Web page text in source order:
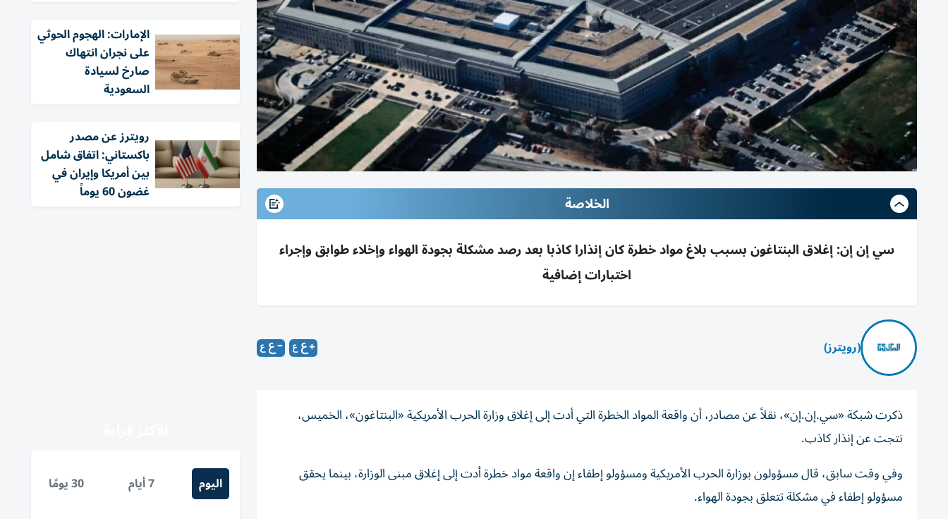
الخلاصة
سي إن إن: إغلاق البنتاغون بسبب بلاغ مواد خطرة كان إنذارا كاذبا بعد رصد مشكلة بجودة الهواء وإخلاء طوابق وإجراء
اختبارات إضافية
(رويترز)
⁠ذكرت ‌شبكة ‌«سي.إن.إن»، نقلاً ‌عن مصادر، ⁠أن واقعة المواد الخطرة ​التي أدت ‌إلى إغلاق ⁠وزارة الحرب الأمريكية «البنتاغون»، الخميس،
‌نتجت ‌عن ‌إنذار ⁠كاذب.
وفي وقت سابق، قال مسؤولون بوزارة الحرب الأمريكية ومسؤولو إطفاء إن ‌واقعة مواد خطرة أدت إلى إغلاق مبنى الوزارة، بينما يحقق
مسؤولو ‌إطفاء في مشكلة تتعلق ‌بجودة الهواء.
الإمارات: الهجوم الحوثي
على نجران انتهاك
صارخ لسيادة
السعودية
‏رويترز عن مصدر
باكستاني: اتفاق شامل
بين أمريكا وإيران في
غضون 60 يوماً
اليوم 7 أيام 30 يومًا